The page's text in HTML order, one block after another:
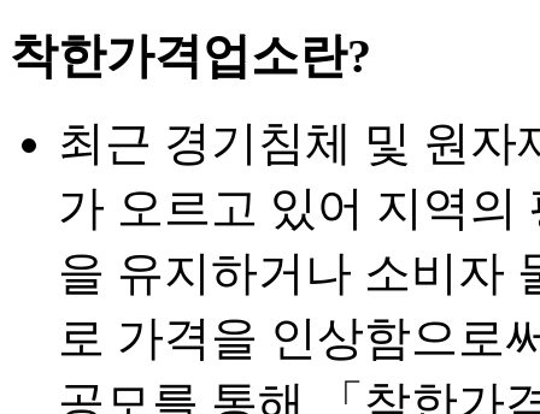
착한가격업소란?
최근 경기침체 및 원
가 오르고 있어 지역의
을 유지하거나 소비자
로 가격을 인상함으로
공모를 통해 「착한가